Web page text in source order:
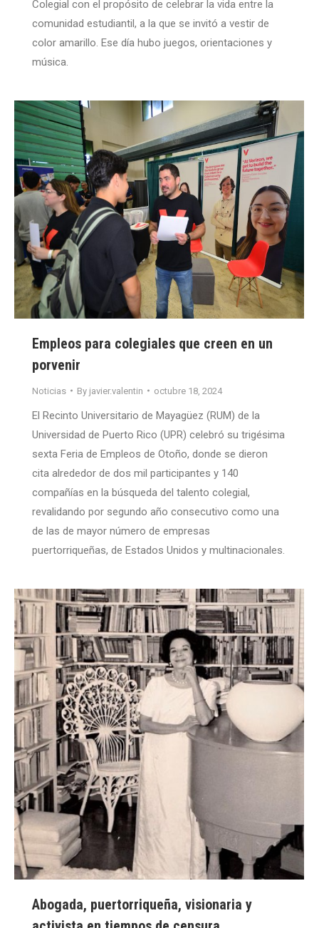
Colegial con el propósito de celebrar la vida entre la
comunidad estudiantil, a la que se invitó a vestir de
color amarillo. Ese día hubo juegos, orientaciones y
música.
Empleos para colegiales que creen en un
porvenir
Noticias By javier.valentin octubre 18, 2024
El Recinto Universitario de Mayagüez (RUM) de la
Universidad de Puerto Rico (UPR) celebró su trigésima
sexta Feria de Empleos de Otoño, donde se dieron
cita alrededor de dos mil participantes y 140
compañías en la búsqueda del talento colegial,
revalidando por segundo año consecutivo como una
de las de mayor número de empresas
puertorriqueñas, de Estados Unidos y multinacionales.
Abogada, puertorriqueña, visionaria y